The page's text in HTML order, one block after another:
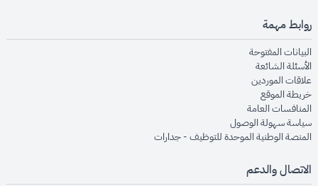
روابط مهمة
البيانات المفتوحةopens in new window
الأسئلة الشائعةopens in new window
علاقات الموردينopens in new window
خريطة الموقعopens in new window
المنافسات العامةopens in new window
سياسة سهولة الوصولopens in new window
المنصة الوطنية الموحدة للتوظيف - جداراتopens in new window
الاتصال والدعم